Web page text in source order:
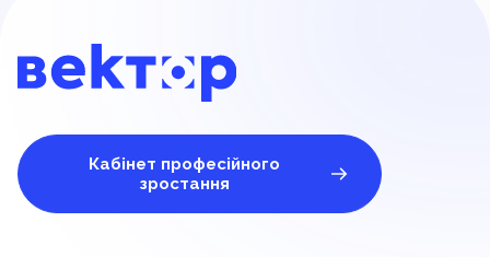
Кабінет професійного
зростання